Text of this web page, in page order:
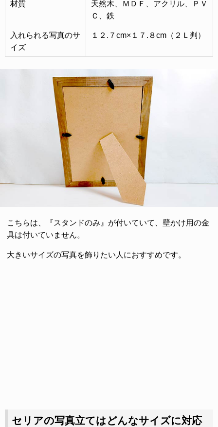
材質
天然木、ＭＤＦ、アクリル、ＰＶ
Ｃ、鉄
入れられる写真のサ
イズ
１２.７cm×１７.８cm（２Ｌ判）
こちらは、『スタンドのみ』が付いていて、壁かけ用の金
具は付いていません。
大きいサイズの写真を飾りたい人におすすめです。
セリアの写真立てはどんなサイズに対応